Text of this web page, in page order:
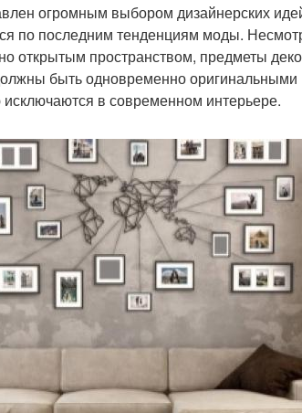
огромным выбором дизайнерских
по последним тенденциям моды.
открытым пространством, предметы
быть одновременно
в современном интерьере.